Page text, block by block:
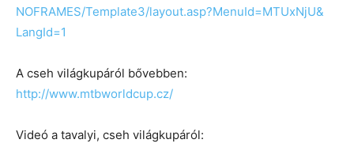
NOFRAMES/Template3/layout.asp?MenuId=MTUxNjU&
LangId=1
A cseh világkupáról bővebben:
http://www.mtbworldcup.cz/
Videó a tavalyi, cseh világkupáról: